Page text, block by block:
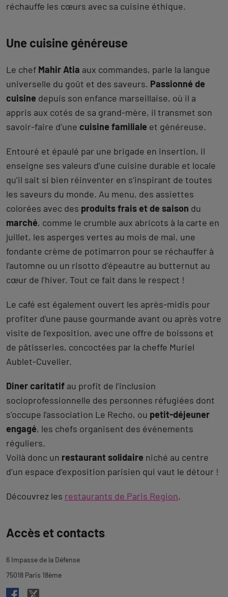
réchauffe les cœurs avec sa cuisine éthique.
Une cuisine généreuse
Le chef Mahir Atia aux commandes, parle la langue
universelle du goût et des saveurs. Passionné de
cuisine depuis son enfance marseillaise, où il a
appris aux cotés de sa grand-mère, il transmet son
savoir-faire d’une cuisine familiale et généreuse.
Entouré et épaulé par une brigade en insertion, il
enseigne ses valeurs d’une cuisine durable et locale
qu’il sait si bien réinventer en s’inspirant de toutes
les saveurs du monde. Au menu, des assiettes
colorées avec des produits frais et de saison du
marché, comme le crumble aux abricots à la carte en
juillet, les asperges vertes au mois de mai, une
fondante crème de potimarron pour se réchauffer à
l’automne ou un risotto d’épeautre au butternut au
cœur de l’hiver. Tout ce fait dans le respect !
Le café est également ouvert les après-midis pour
profiter d'une pause gourmande avant ou après votre
visite de l’exposition, avec une offre de boissons et
de pâtisseries, concoctées par la cheffe Muriel
Aublet-Cuvelier.
Diner caritatif au profit de l’inclusion
socioprofessionnelle des personnes réfugiées dont
s’occupe l’association Le Recho, ou petit-déjeuner
engagé, les chefs organisent des événements
réguliers.
Voilà donc un restaurant solidaire niché au centre
d’un espace d’exposition parisien qui vaut le détour !
Découvrez les restaurants de Paris Region.
à
description
Accès et contacts
6 Impasse de la Défense
75018 Paris 18ème